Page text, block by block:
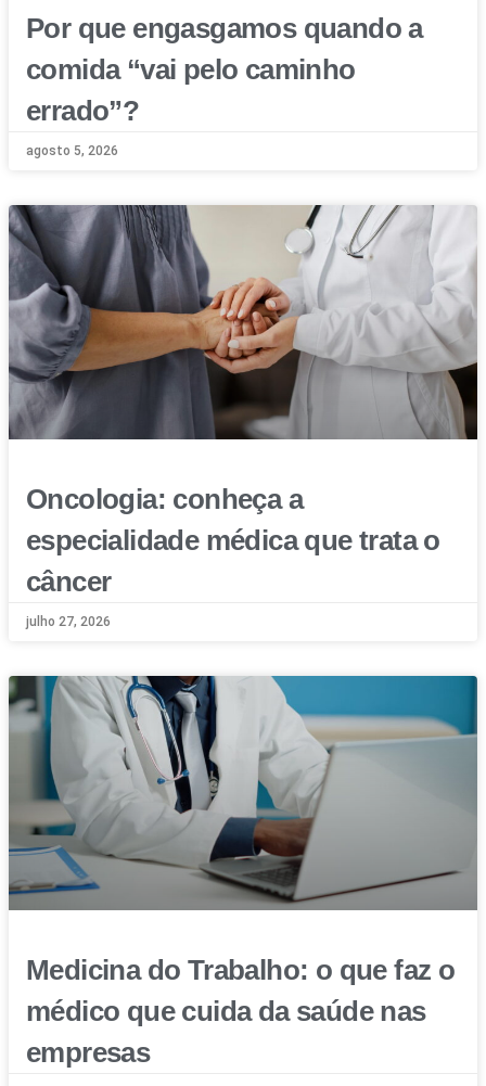
Por que engasgamos quando a
comida “vai pelo caminho
errado”?
agosto 5, 2026
Oncologia: conheça a
especialidade médica que trata o
câncer
julho 27, 2026
Medicina do Trabalho: o que faz o
médico que cuida da saúde nas
empresas